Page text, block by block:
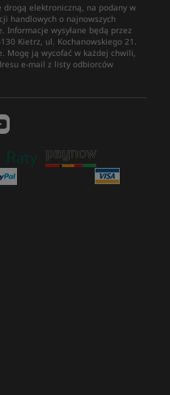
drogą elektroniczną, na podany w
handlowych o najnowszych
wysyłane będą przez
Kietrz, ul. Kochanowskiego 21.
Mogę ją wycofać w każdej chwili,
e-mail z listy odbiorców